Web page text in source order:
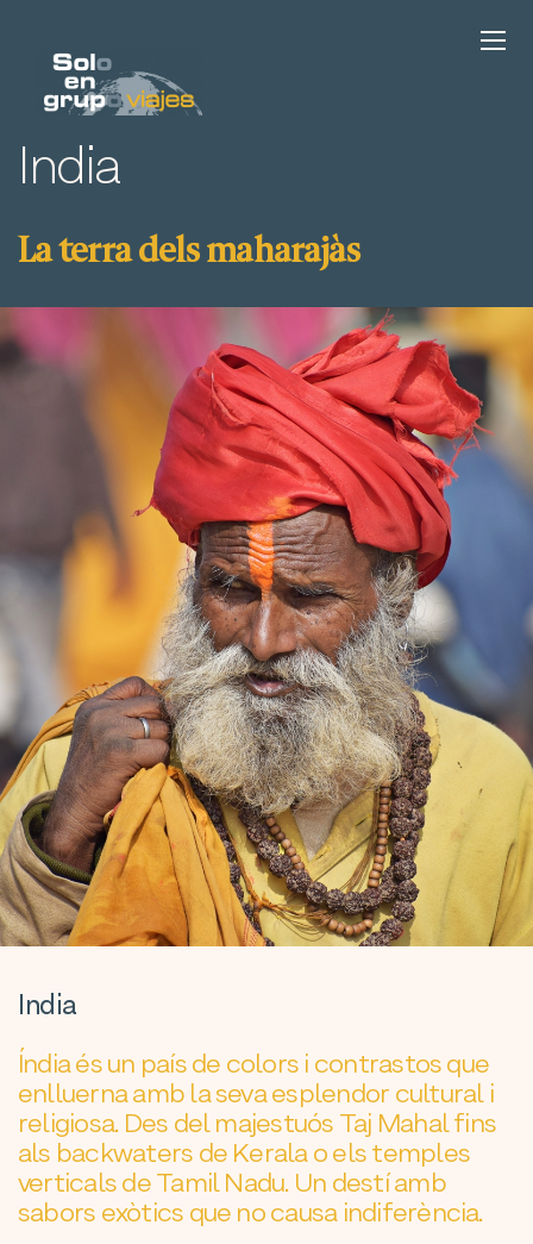
India
La terra dels maharajàs
India
Índia és un país de colors i contrastos que
enlluerna amb la seva esplendor cultural i
religiosa. Des del majestuós Taj Mahal fins
als backwaters de Kerala o els temples
verticals de Tamil Nadu. Un destí amb
sabors exòtics que no causa indiferència.